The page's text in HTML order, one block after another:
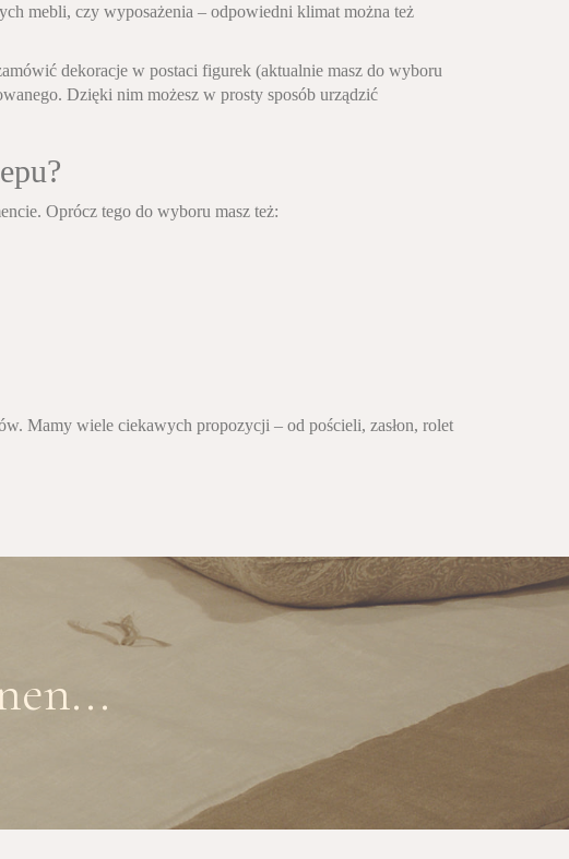
mebli, czy wyposażenia – odpowiedni klimat można też
dekoracje w postaci figurek (aktualnie masz do wyboru
Dzięki nim możesz w prosty sposób urządzić
Oprócz tego do wyboru masz też:
Mamy wiele ciekawych propozycji – od pościeli, zasłon, rolet